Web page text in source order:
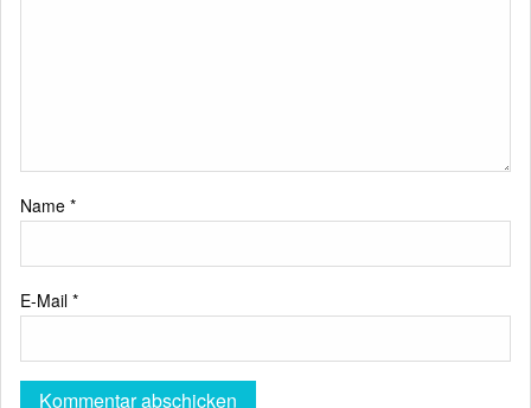
Name *
E-Mail *